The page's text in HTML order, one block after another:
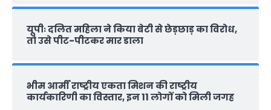
यूपीः दलित महिला ने किया बेटी से छेड़छाड़ का विरोध,
तो उसे पीट-पीटकर मार डाला
भीम आर्मी राष्‍ट्रीय एकता मिशन की राष्‍ट्रीय
कार्यकारिणी का विस्तार, इन 11 लोगों को मिली जगह